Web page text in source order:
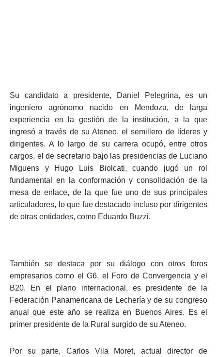
Su candidato a presidente, Daniel Pelegrina, es un
ingeniero agrónomo nacido en Mendoza, de larga
experiencia en la gestión de la institución, a la que
ingresó a través de su Ateneo, el semillero de líderes y
dirigentes. A lo largo de su carrera ocupó, entre otros
cargos, el de secretario bajo las presidencias de Luciano
Miguens y Hugo Luis Biolcati, cuando jugó un rol
fundamental en la conformación y consolidación de la
mesa de enlace, de la que fue uno de sus principales
articuladores, lo que fue destacado incluso por dirigentes
de otras entidades, como Eduardo Buzzi.
También se destaca por su diálogo con otros foros
empresarios como el G6, el Foro de Convergencia y el
B20. En el plano internacional, es presidente de la
Federación Panamericana de Lechería y de su congreso
anual que este año se realiza en Buenos Aires. Es el
primer presidente de la Rural surgido de su Ateneo.
Por su parte, Carlos Vila Moret, actual director de